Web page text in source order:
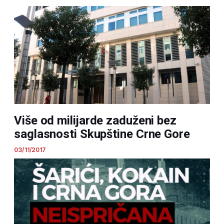
Više od milijarde zaduženi bez
saglasnosti Skupštine Crne Gore
03/11/2017